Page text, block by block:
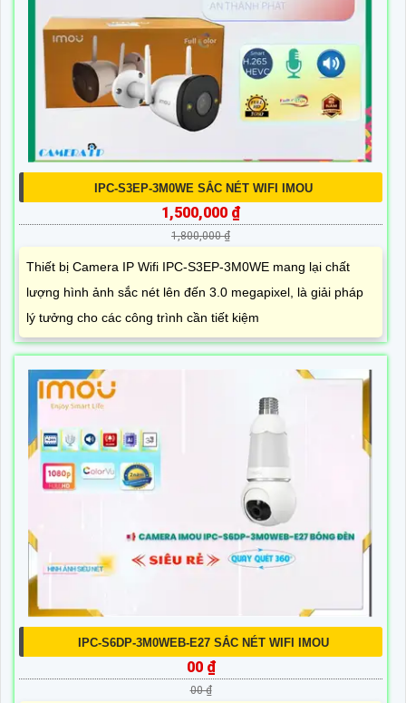
IPC-S3EP-3M0WE SẮC NÉT WIFI IMOU
1,500,000 ₫
1,800,000 ₫
Thiết bị Camera IP Wifi IPC-S3EP-3M0WE mang lại chất
lượng hình ảnh sắc nét lên đến 3.0 megapixel, là giải pháp
lý tưởng cho các công trình cần tiết kiệm
IPC-S6DP-3M0WEB-E27 SẮC NÉT WIFI IMOU
00 ₫
00 ₫